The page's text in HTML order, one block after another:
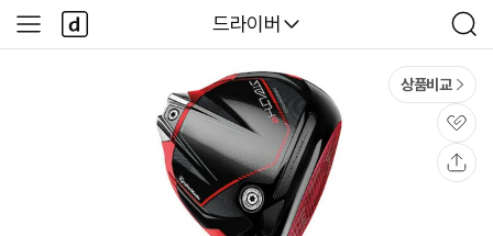
다나와
드라이버
검
색
사
이
다
나
와
상품비교
관
심